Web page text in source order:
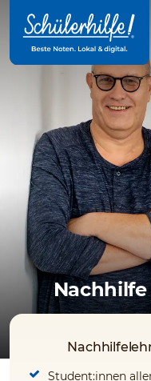
Hauptinhalt
Student:innen